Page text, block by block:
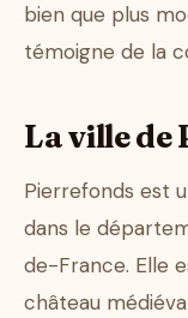
bien que plus
témoigne de la
La ville
Pierrefonds est
dans le
de-France. Elle
château